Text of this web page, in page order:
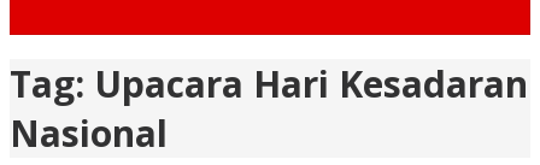
Tag: Upacara Hari Kesadaran
Nasional